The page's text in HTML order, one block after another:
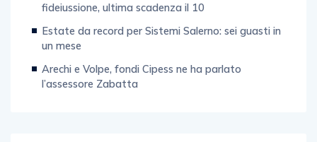
fideiussione, ultima scadenza il 10
Estate da record per Sistemi Salerno: sei guasti in
un mese
Arechi e Volpe, fondi Cipess ne ha parlato
l’assessore Zabatta